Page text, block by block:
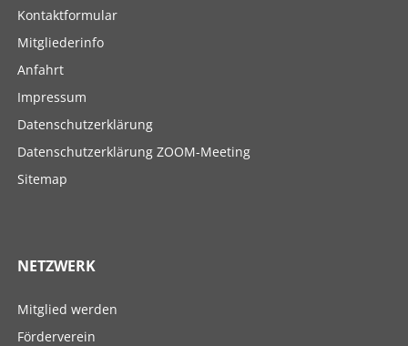
Navigation
Kontaktformular
Mitgliederinfo
Anfahrt
Impressum
Datenschutzerklärung
Datenschutzerklärung ZOOM-Meeting
Sitemap
NETZWERK
Navigation
Mitglied werden
Förderverein